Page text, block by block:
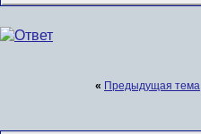
« Предыдущая тема